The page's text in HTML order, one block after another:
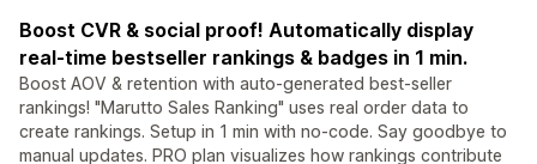
Boost CVR & social proof! Automatically display
real-time bestseller rankings & badges in 1 min.
Boost AOV & retention with auto-generated best-seller
rankings! "Marutto Sales Ranking" uses real order data to
create rankings. Setup in 1 min with no-code. Say goodbye to
manual updates. PRO plan visualizes how rankings contribute